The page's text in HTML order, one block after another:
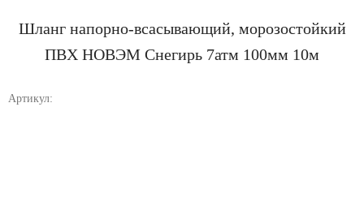
Шланг напорно-всасывающий, морозостойкий
ПВХ НОВЭМ Снегирь 7атм 100мм 10м
Артикул: